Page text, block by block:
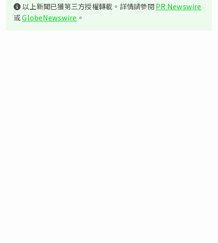
以上新聞已獲第三方授權轉載。詳情請參閱PR Newswire
或GlobeNewswire 。